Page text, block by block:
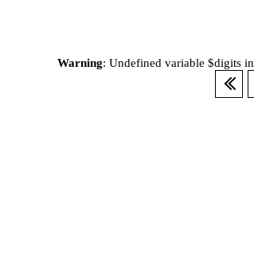
Warning: Undefined variable $digits in